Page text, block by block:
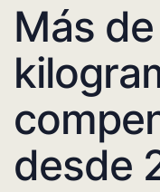
Más
desde